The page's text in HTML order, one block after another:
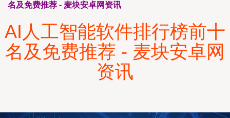
名及免费推荐 - 麦块安卓网资讯
AI人工智能软件排行榜前十
名及免费推荐 - 麦块安卓网
资讯